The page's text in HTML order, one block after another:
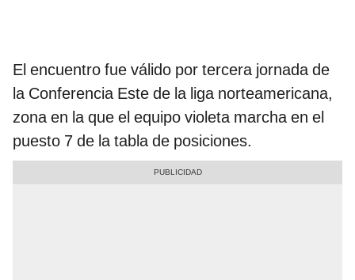
El encuentro fue válido por tercera jornada de
la Conferencia Este de la liga norteamericana,
zona en la que el equipo violeta marcha en el
puesto 7 de la tabla de posiciones.